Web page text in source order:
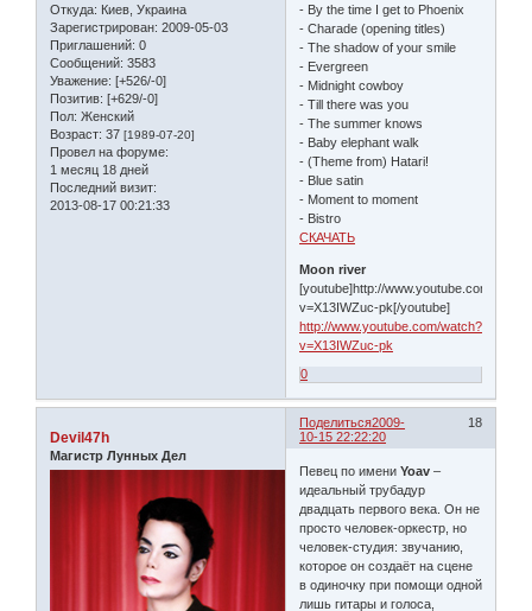
Откуда: Киев, Украина
Зарегистрирован: 2009-05-03
Приглашений: 0
Сообщений: 3583
Уважение: [+526/-0]
Позитив: [+629/-0]
Пол: Женский
Возраст: 37 [1989-07-20]
Провел на форуме:
1 месяц 18 дней
Последний визит:
2013-08-17 00:21:33
- By the time I get to Phoenix
- Charade (opening titles)
- The shadow of your smile
- Evergreen
- Midnight cowboy
- Till there was you
- The summer knows
- Baby elephant walk
- (Theme from) Hatari!
- Blue satin
- Moment to moment
- Bistro
СКАЧАТЬ
Moon river
[youtube]http://www.youtube.com/
v=X13IWZuc-pk[/youtube]
http://www.youtube.com/watch?
v=X13IWZuc-pk
0
Поделиться 18
2009-
10-15 22:22:20
Devil47h
Магистр Лунных Дел
Певец по имениYoav –
идеальный трубадур
двадцать первого века. Он не
просто человек-оркестр, но
человек-студия: звучанию,
которое он создаёт на сцене
в одиночку при помощи одной
лишь гитары и голоса,